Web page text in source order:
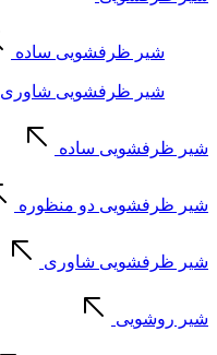
شیر ظرفشویی ساده
شیر ظرفشویی شاوری
شیر ظرفشویی ساده
شیر ظرفشویی دو منظوره
شیر ظرفشویی شاوری
شیر روشویی